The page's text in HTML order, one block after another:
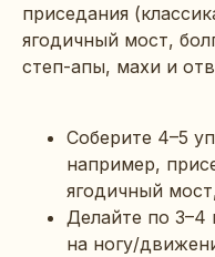
приседания
ягодичный мост,
степ-апы, махи и
Соберите 4–5
например,
ягодичный
Делайте по 3–4
на ногу/